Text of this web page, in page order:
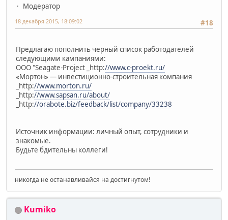
Модератор
#18
18 декабря 2015, 18:09:02
Предлагаю пополнить черный список работодателей
следующими кампаниями:
ООО "Seagate-Project _http://www.c-proekt.ru/
«Мортон» — инвестиционно-строительная компания
_http://www.morton.ru/
_http://www.sapsan.ru/about/
_http://orabote.biz/feedback/list/company/33238
Источник информации: личный опыт, сотрудники и
знакомые.
Будьте бдительны коллеги!
никогда не останавливайся на достигнутом!
Kumiko